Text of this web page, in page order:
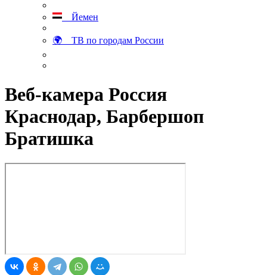
Йемен
🌍 ТВ по городам России
Веб-камера Россия
Краснодар, Барбершоп
Братишка